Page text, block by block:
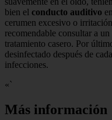
bien el conducto auditivo
cerumen excesivo o
recomendable consultar a
tratamiento casero. Por
desinfectado después de
infecciones.
«`
Más información